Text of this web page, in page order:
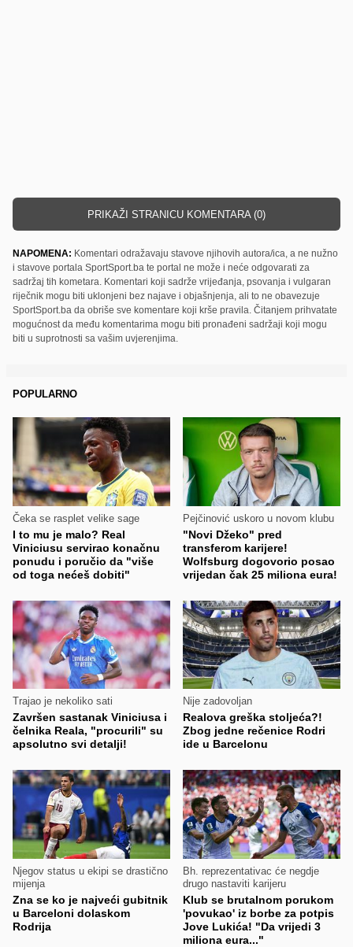
PRIKAŽI STRANICU KOMENTARA (0)
NAPOMENA: Komentari odražavaju stavove njihovih autora/ica, a ne nužno
i stavove portala SportSport.ba te portal ne može i neće odgovarati za
sadržaj tih kometara. Komentari koji sadrže vrijeđanja, psovanja i vulgaran
riječnik mogu biti uklonjeni bez najave i objašnjenja, ali to ne obavezuje
SportSport.ba da obriše sve komentare koji krše pravila. Čitanjem prihvatate
mogućnost da među komentarima mogu biti pronađeni sadržaji koji mogu
biti u suprotnosti sa vašim uvjerenjima.
POPULARNO
Čeka se rasplet velike sage
I to mu je malo? Real
Viniciusu servirao konačnu
ponudu i poručio da "više
od toga nećeš dobiti"
Pejčinović uskoro u novom klubu
"Novi Džeko" pred
transferom karijere!
Wolfsburg dogovorio posao
vrijedan čak 25 miliona eura!
Trajao je nekoliko sati
Završen sastanak Viniciusa i
čelnika Reala, "procurili" su
apsolutno svi detalji!
Nije zadovoljan
Realova greška stoljeća?!
Zbog jedne rečenice Rodri
ide u Barcelonu
Njegov status u ekipi se drastično
mijenja
Zna se ko je najveći gubitnik
u Barceloni dolaskom
Rodrija
Bh. reprezentativac će negdje
drugo nastaviti karijeru
Klub se brutalnom porukom
'povukao' iz borbe za potpis
Jove Lukića! "Da vrijedi 3
miliona eura..."